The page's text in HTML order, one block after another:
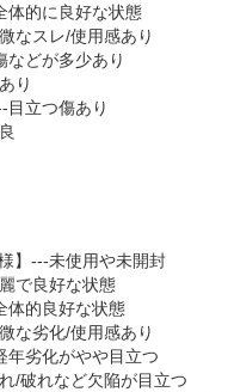
体的に良好な状態
微なスレ/使用感あり
などが多少あり
あり
目立つ傷あり
様】---未使用や未開封
麗で良好な状態
体的良好な状態
微な劣化/使用感あり
年劣化がやや目立つ
れ/破れなど欠陥が目立つ